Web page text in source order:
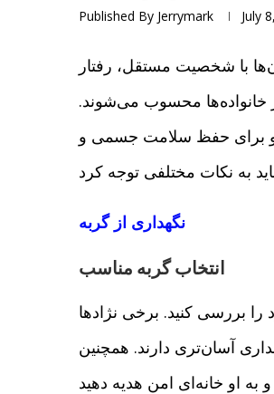
Published By Jerrymark July
با شخصیت مستقل، رفتار
خانواده‌ها محسوب می‌شوند.
و برای حفظ سلامت جسمی و
نگهداری از گربه
انتخاب گربه مناسب
بررسی کنید. برخی نژادها
آسان‌تری دارند. همچنین